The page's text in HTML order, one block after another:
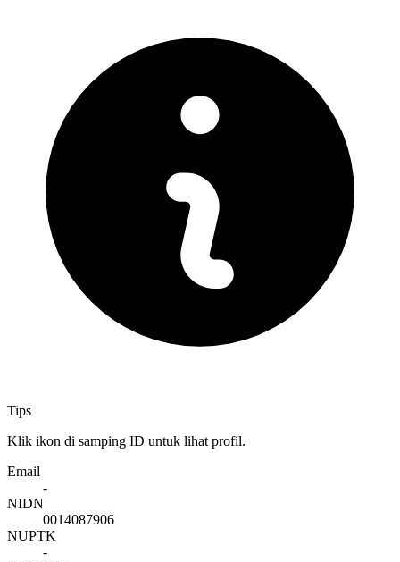
Tips
Klik ikon di samping ID untuk lihat profil.
Email
-
NIDN
0014087906
NUPTK
-